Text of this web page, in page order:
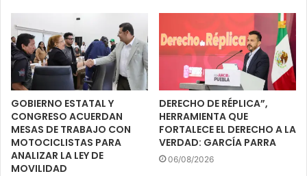
GOBIERNO ESTATAL Y
CONGRESO ACUERDAN
MESAS DE TRABAJO CON
MOTOCICLISTAS PARA
ANALIZAR LA LEY DE
MOVILIDAD
DERECHO DE RÉPLICA”,
HERRAMIENTA QUE
FORTALECE EL DERECHO A LA
VERDAD: GARCÍA PARRA
06/08/2026